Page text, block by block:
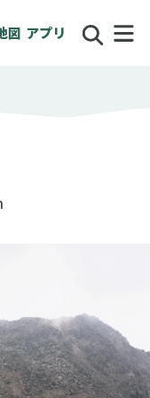
図 アプリ